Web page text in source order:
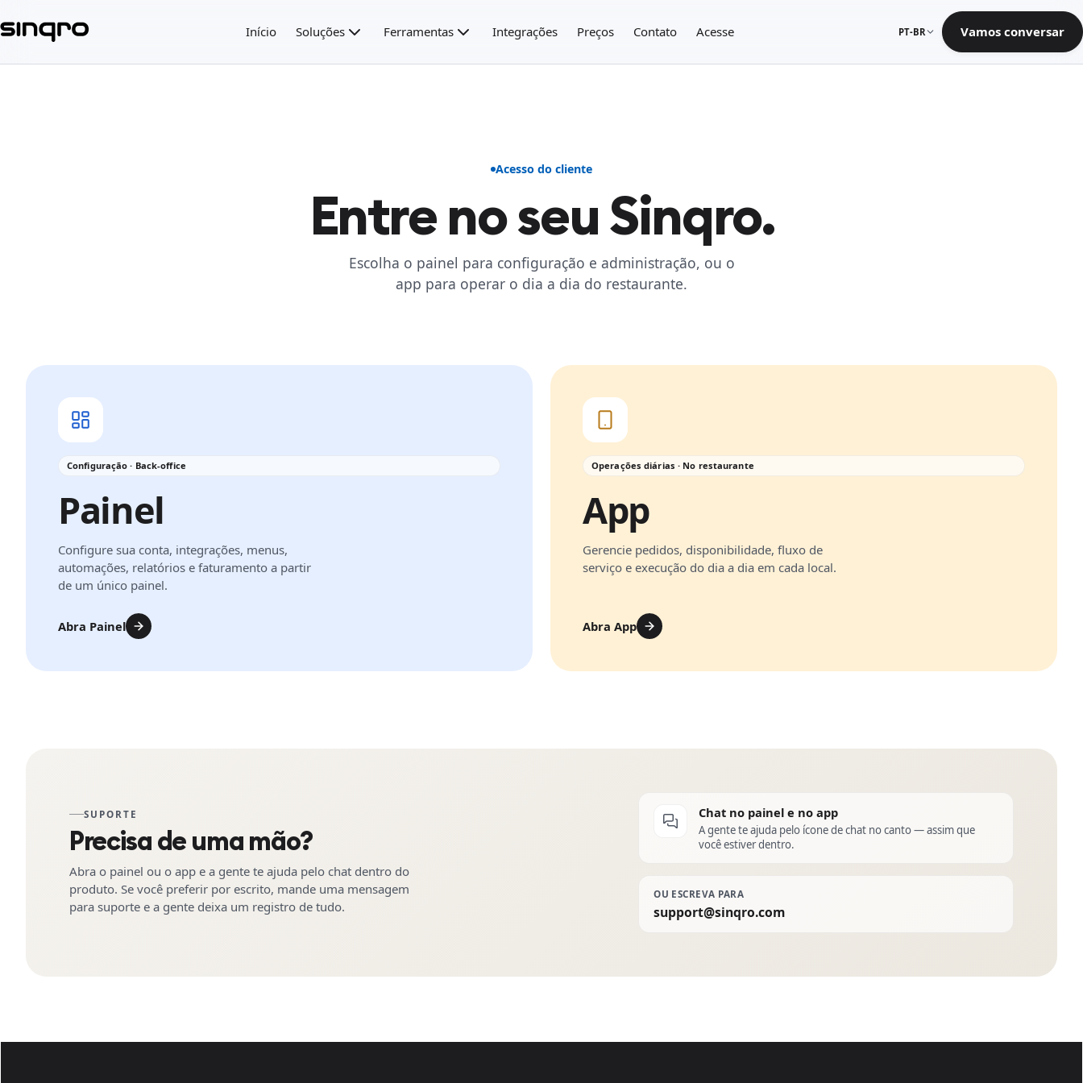
Início Soluções Ferramentas Integrações Preços Contato Acesse PT-BR Vamos conversar
Acesso do cliente
Entre no seu Sinqro.
Escolha o painel para configuração e administração, ou o
app para operar o dia a dia do restaurante.
Configuração · Back-office
Painel
Configure sua conta, integrações, menus,
automações, relatórios e faturamento a partir
de um único painel.
Abra Painel
Operações diárias · No restaurante
App
Gerencie pedidos, disponibilidade, fluxo de
serviço e execução do dia a dia em cada local.
Abra App
SUPORTE
Precisa de uma mão?
Abra o painel ou o app e a gente te ajuda pelo chat dentro do
produto. Se você preferir por escrito, mande uma mensagem
para suporte e a gente deixa um registro de tudo.
Chat no painel e no app
A gente te ajuda pelo ícone de chat no canto — assim que
você estiver dentro.
OU ESCREVA PARA
support@sinqro.com